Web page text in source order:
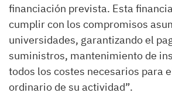
financiación prevista. Esta
cumplir con los compromisos
universidades, garantizando el
suministros, mantenimiento de
todos los costes necesarios para
ordinario de su actividad”.